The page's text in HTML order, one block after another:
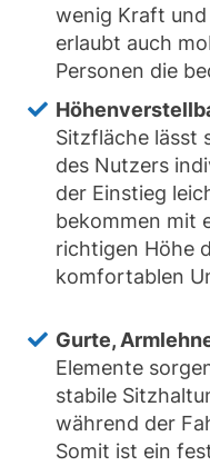
wenig Kraft und
erlaubt auch
Personen die
Sitzfläche lässt
des Nutzers
der Einstieg
bekommen mit
richtigen Höhe
komfortablen
Gurte,
Elemente
stabile
während der
Somit ist ein